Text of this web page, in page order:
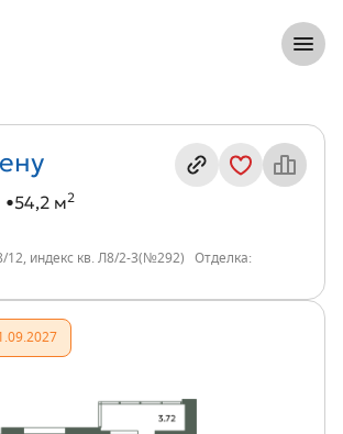
54 м², ЖК Загляденье,
квартире
54,2 м2
12, индекс кв. Л8/2-3(№292)
Отделка: